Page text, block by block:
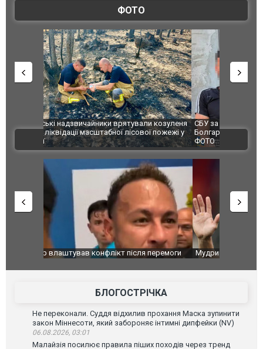
ФОТО
пожежі у
СБУ за сприяння Нацполіції та правоохоронців
Болгарії затримала міжнародного наркобарона.
ФОТО
Росіяни
одна
ВІДЕО
Мудрик провів перший матч за "Челсі" після
допінгової дискваліфікації. ВІДЕО
під час
Франції
БЛОГОСТРІЧКА
Не переконали. Суддя відхилив прохання Маска зупинити
закон Міннесоти, який забороняє інтимні дипфейки (NV)
06.08.2026, 03:01
Малайзія посилює правила піших походів через тренд